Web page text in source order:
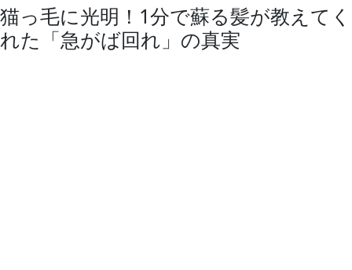
猫っ毛に光明！1分で蘇る髪が教えてく
れた「急がば回れ」の真実